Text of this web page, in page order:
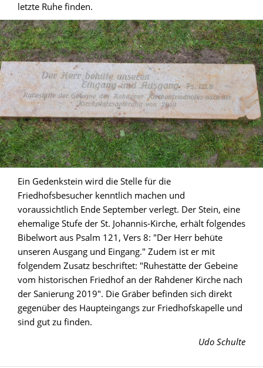
letzte Ruhe finden.
Ein Gedenkstein wird die Stelle für die
Friedhofsbesucher kenntlich machen und
voraussichtlich Ende September verlegt. Der Stein, eine
ehemalige Stufe der St. Johannis-Kirche, erhält folgendes
Bibelwort aus Psalm 121, Vers 8: "Der Herr behüte
unseren Ausgang und Eingang." Zudem ist er mit
folgendem Zusatz beschriftet: "Ruhestätte der Gebeine
vom historischen Friedhof an der Rahdener Kirche nach
der Sanierung 2019". Die Gräber befinden sich direkt
gegenüber des Haupteingangs zur Friedhofskapelle und
sind gut zu finden.
Udo Schulte